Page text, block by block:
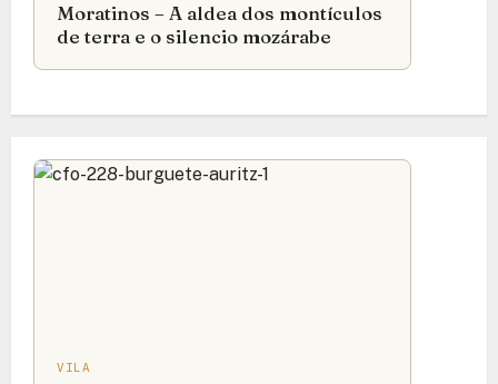
Moratinos – A aldea dos montículos
de terra e o silencio mozárabe
VILA